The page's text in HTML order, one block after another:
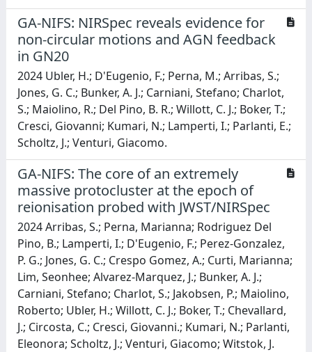
GA-NIFS: NIRSpec reveals evidence for
non-circular motions and AGN feedback
in GN20
2024 Ubler, H.; D'Eugenio, F.; Perna, M.; Arribas, S.;
Jones, G. C.; Bunker, A. J.; Carniani, Stefano; Charlot,
S.; Maiolino, R.; Del Pino, B. R.; Willott, C. J.; Boker, T.;
Cresci, Giovanni; Kumari, N.; Lamperti, I.; Parlanti, E.;
Scholtz, J.; Venturi, Giacomo.
GA-NIFS: The core of an extremely
massive protocluster at the epoch of
reionisation probed with JWST/NIRSpec
2024 Arribas, S.; Perna, Marianna; Rodriguez Del
Pino, B.; Lamperti, I.; D'Eugenio, F.; Perez-Gonzalez,
P. G.; Jones, G. C.; Crespo Gomez, A.; Curti, Marianna;
Lim, Seonhee; Alvarez-Marquez, J.; Bunker, A. J.;
Carniani, Stefano; Charlot, S.; Jakobsen, P.; Maiolino,
Roberto; Ubler, H.; Willott, C. J.; Boker, T.; Chevallard,
J.; Circosta, C.; Cresci, Giovanni.; Kumari, N.; Parlanti,
Eleonora; Scholtz, J.; Venturi, Giacomo; Witstok, J.